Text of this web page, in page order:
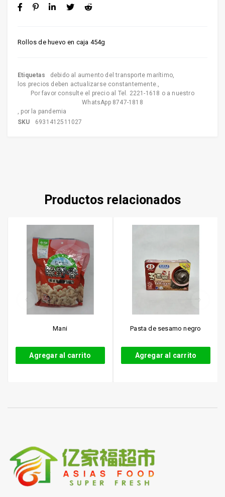
Rollos de huevo en caja 454g
Etiquetas debido al aumento del transporte marítimo,
los precios deben actualizarse constantemente.,
Por favor consulte el precio al Tel. 2221-1618 o a nuestro
WhatsApp 8747-1818
, por la pandemia
SKU
6931412511027
Productos relacionados
Mani
Agregar al carrito
Pasta de sesamo negro
Agregar al carrito